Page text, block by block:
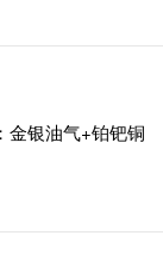
金银油气+铂钯铜